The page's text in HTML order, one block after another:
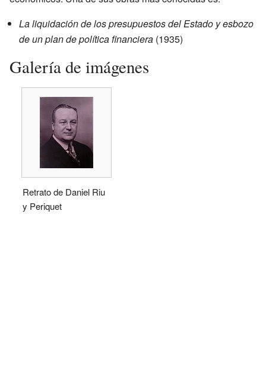
La liquidación de los presupuestos del Estado y esbozo
de un plan de política financiera (1935)
Galería de imágenes
Retrato de Daniel Riu
y Periquet